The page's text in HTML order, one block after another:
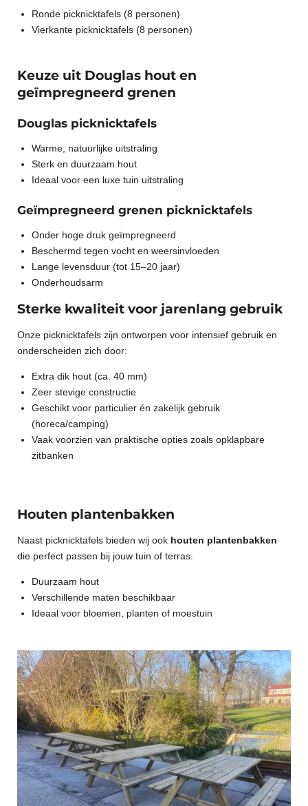
Ronde picknicktafels (8 personen)
Vierkante picknicktafels (8 personen)
Keuze uit Douglas hout en
geïmpregneerd grenen
Douglas picknicktafels
Warme, natuurlijke uitstraling
Sterk en duurzaam hout
Ideaal voor een luxe tuin uitstraling
Geïmpregneerd grenen picknicktafels
Onder hoge druk geïmpregneerd
Beschermd tegen vocht en weersinvloeden
Lange levensduur (tot 15–20 jaar)
Onderhoudsarm
Sterke kwaliteit voor jarenlang gebruik
Onze picknicktafels zijn ontworpen voor intensief gebruik en
onderscheiden zich door:
Extra dik hout (ca. 40 mm)
Zeer stevige constructie
Geschikt voor particulier én zakelijk gebruik
(horeca/camping)
Vaak voorzien van praktische opties zoals opklapbare
zitbanken
Houten plantenbakken
Naast picknicktafels bieden wij ook houten plantenbakken
die perfect passen bij jouw tuin of terras.
Duurzaam hout
Verschillende maten beschikbaar
Ideaal voor bloemen, planten of moestuin